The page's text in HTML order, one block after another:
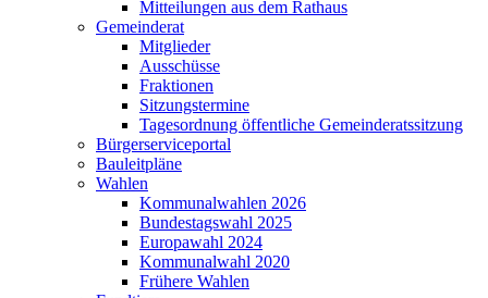
Mitteilungen aus dem Rathaus
Gemeinderat
Mitglieder
Ausschüsse
Fraktionen
Sitzungstermine
Tagesordnung öffentliche Gemeinderatssitzung
Bürgerserviceportal
Bauleitpläne
Wahlen
Kommunalwahlen 2026
Bundestagswahl 2025
Europawahl 2024
Kommunalwahl 2020
Frühere Wahlen